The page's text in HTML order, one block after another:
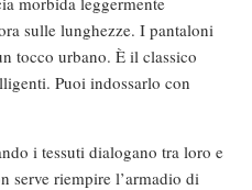
sulle lunghezze. I pantaloni
tocco urbano. È il classico
Puoi indossarlo con
i tessuti dialogano tra loro e
serve riempire l’armadio di